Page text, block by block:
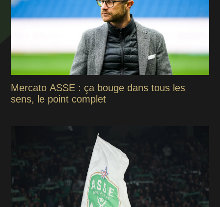
Mercato ASSE : ça bouge dans tous les
sens, le point complet